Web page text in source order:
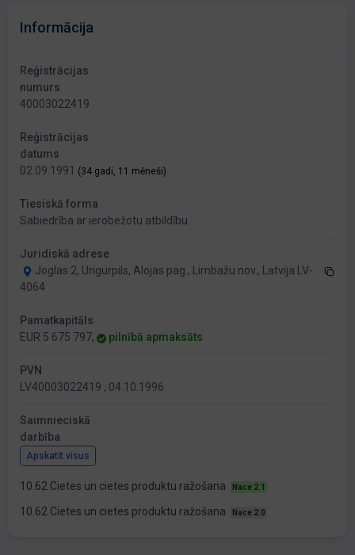
Informācija
Reģistrācijas
numurs
40003022419
Reģistrācijas
datums
02.09.1991 (34 gadi, 11 mēneši)
Tiesiskā forma
Sabiedrība ar ierobežotu atbildību
Juridiskā adrese
Joglas 2, Ungurpils, Alojas pag., Limbažu nov., Latvija LV-
4064
Pamatkapitāls
EUR 5 675 797,
pilnībā apmaksāts
PVN
LV40003022419 , 04.10.1996
Saimnieciskā
darbība
Apskatīt visus
10.62 Cietes un cietes produktu ražošana Nace 2.1
10.62 Cietes un cietes produktu ražošana Nace 2.0